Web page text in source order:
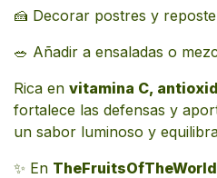
🍰 Decorar postres y
🥗 Añadir a ensaladas o
Rica en vitamina C,
fortalece las defensas y
un sabor luminoso y
✨ En TheFruitsOfTheWorld